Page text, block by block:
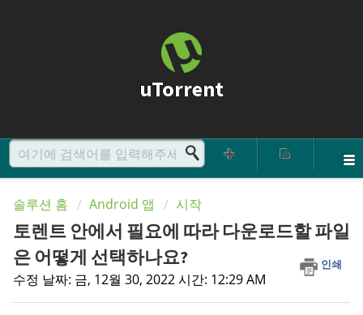
uTorrent
솔루션 홈 Android 앱 시작
토렌트 안에서 필요에 따라 다운로드할 파일
은 어떻게 선택하나요?
인쇄
수정 날짜: 금, 12월 30, 2022 시간: 12:29 AM